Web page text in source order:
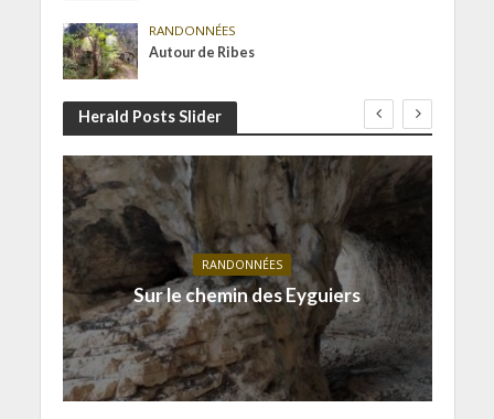
RANDONNÉES
Autour de Ribes
Herald Posts Slider
RANDONNÉES
Sur le chemin des Eyguiers